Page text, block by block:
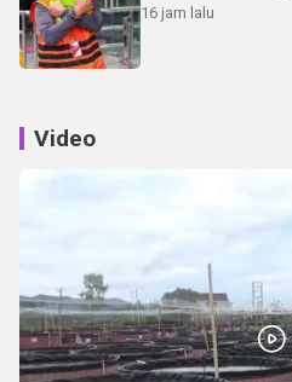
16 jam lalu
Video